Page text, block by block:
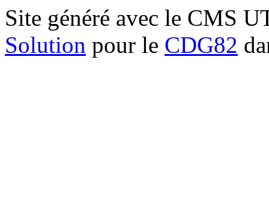
Site généré avec le CMS
Solution pour le CDG82